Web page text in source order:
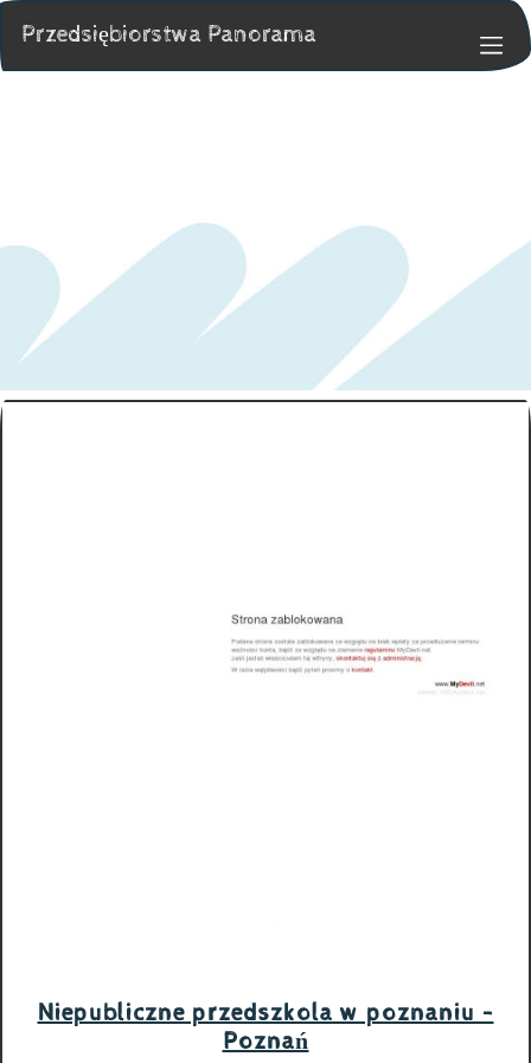
Przedsiębiorstwa Panorama
Niepubliczne przedszkola w poznaniu -
Poznań